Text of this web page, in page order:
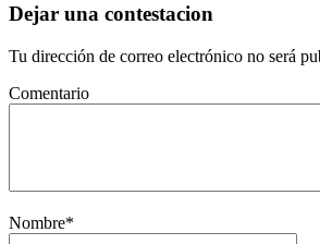
Dejar una contestacion
Tu dirección de correo electrónico no será
Comentario
Nombre*